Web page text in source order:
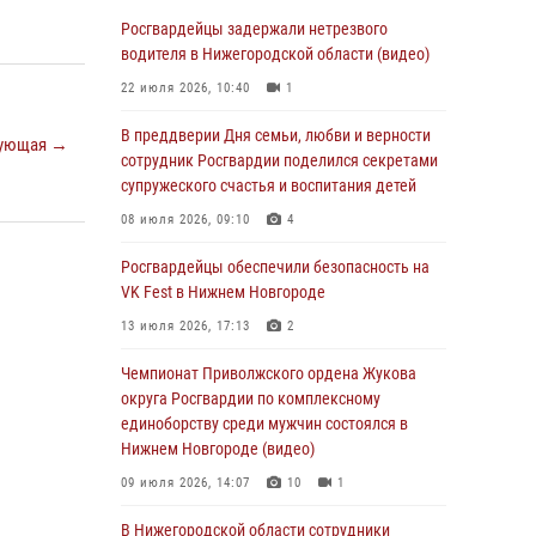
→
Росгвардии «по горячим следам» задержали
правонарушителя за стрельбу
17 июля 2026, 05:17
В Нижегородской области продолжаются
мероприятия в рамках всероссийской
ведомственной акции «Каникулы с
Росгвардейцы обеспечили безопасность на
VK Fest в Нижнем Новгороде
Нижегородские росгвардейцы за
прошедшую неделю выезжали более 750 раз
по сигналу «тревога»
13 июля 2026, 06:45
Росгвардейцы предотвратили серию краж в
Росгвардейцы задержали нетрезвого
водителя в Нижегородской области (видео)
22 июля 2026, 10:40 1
В преддверии Дня семьи, любви и верности
сотрудник Росгвардии поделился секретами
супружеского счастья и воспитания детей
08 июля 2026, 09:10 4
Росгвардейцы обеспечили безопасность на
VK Fest в Нижнем Новгороде
13 июля 2026, 17:13 2
Чемпионат Приволжского ордена Жукова
округа Росгвардии по комплексному
единоборству среди мужчин состоялся в
Нижнем Новгороде (видео)
09 июля 2026, 14:07 10 1
В Нижегородской области сотрудники